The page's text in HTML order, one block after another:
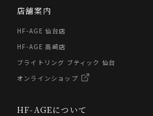
HF-AGEについて
店舗案内
HF-AGE 仙台店
HF-AGE 高崎店
ブライトリング ブティック 仙台
オンラインショップ